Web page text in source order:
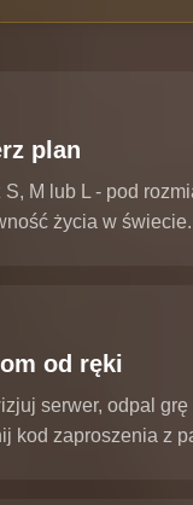
plan
S, M lub L - pod
życia w świecie.
od ręki
serwer, odpal grę
kod zaproszenia z